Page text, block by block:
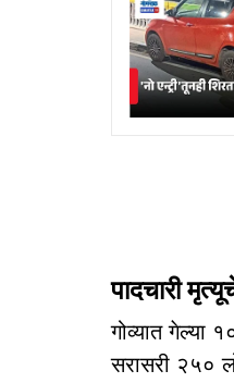
पादचारी
गोव्यात गेल्या
सरासरी २५०